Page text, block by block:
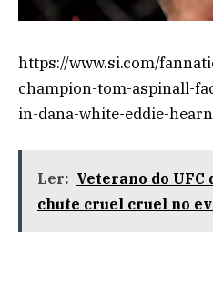
https://www.si.com/
champion-tom-aspinall-
in-dana-white-eddie-
Ler: Veterano do UFC
chute cruel cruel no